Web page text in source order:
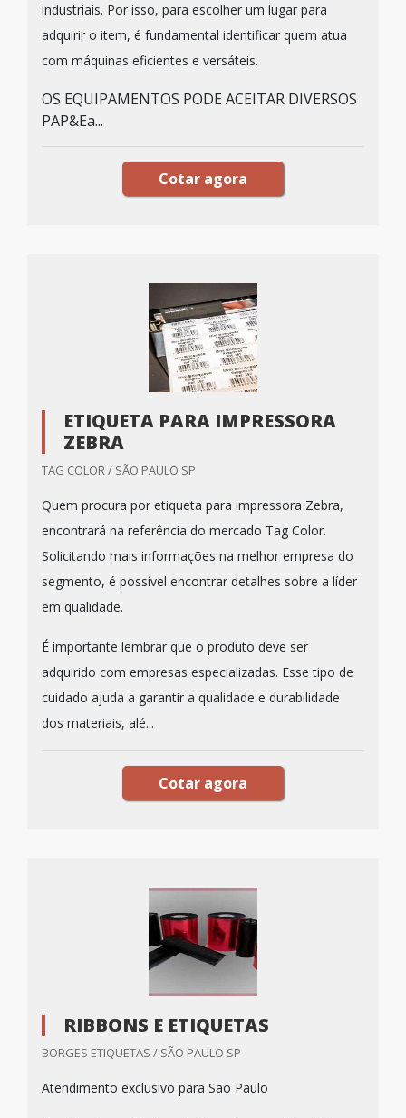
industriais. Por isso, para escolher um lugar para
adquirir o item, é fundamental identificar quem atua
com máquinas eficientes e versáteis.
OS EQUIPAMENTOS PODE ACEITAR DIVERSOS
PAP&Ea...
Cotar agora
ETIQUETA PARA IMPRESSORA
ZEBRA
TAG COLOR / SÃO PAULO SP
Quem procura por etiqueta para impressora Zebra,
encontrará na referência do mercado Tag Color.
Solicitando mais informações na melhor empresa do
segmento, é possível encontrar detalhes sobre a líder
em qualidade.
É importante lembrar que o produto deve ser
adquirido com empresas especializadas. Esse tipo de
cuidado ajuda a garantir a qualidade e durabilidade
dos materiais, alé...
Cotar agora
RIBBONS E ETIQUETAS
BORGES ETIQUETAS / SÃO PAULO SP
Atendimento exclusivo para São Paulo